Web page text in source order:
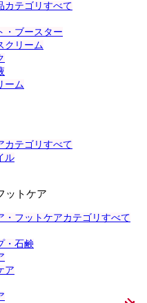
カテゴリすべて
・ブースター
クリーム
ーム
カテゴリすべて
ル
ットケア
・フットケアカテゴリすべて
・石鹸
ア